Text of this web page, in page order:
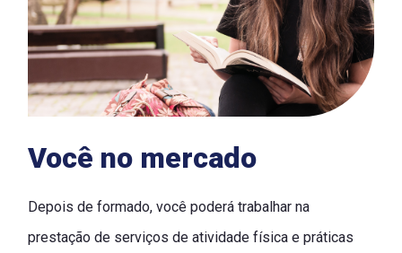
Você no mercado
Depois de formado, você poderá trabalhar na
prestação de serviços de atividade física e práticas